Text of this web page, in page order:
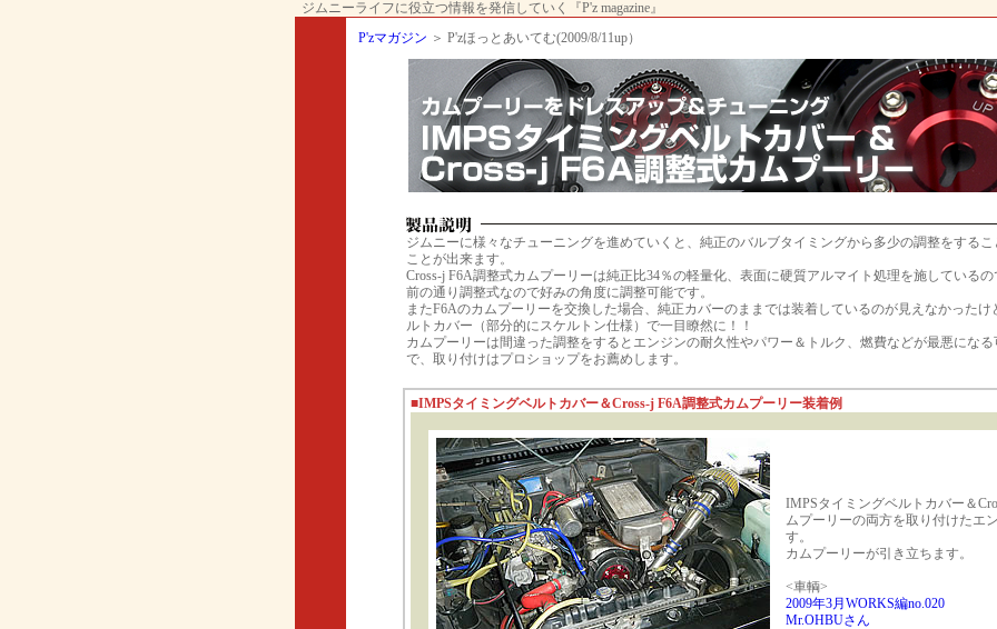
ジムニーライフに役立つ情報を発信していく『P'z magazine』
P'zマガジン ＞ P'zほっとあいてむ(2009/8/11up）
ジムニーに様々なチューニングを進めていくと、純正のバルブタイミングから多少の調整をする
ことが出来ます。
Cross-j F6A調整式カムプーリーは純正比34％の軽量化、表面に硬質アルマイト処理を施している
前の通り調整式なので好みの角度に調整可能です。
またF6Aのカムプーリーを交換した場合、純正カバーのままでは装着しているのが見えなかったけ
ルトカバー（部分的にスケルトン仕様）で一目瞭然に！！
カムプーリーは間違った調整をするとエンジンの耐久性やパワー＆トルク、燃費などが最悪にな
で、取り付けはプロショップをお薦めします。
■IMPSタイミングベルトカバー＆Cross-j F6A調整式カムプーリー装着例
IMPSタイミングベルトカバー＆
ムプーリーの両方を取り付けたエ
す。
カムプーリーが引き立ちます。
<車輌>
2009年3月WORKS編no.020
Mr.OHBUさん